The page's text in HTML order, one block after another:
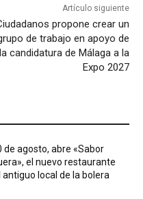
Artículo siguiente
propone crear un
de trabajo en apoyo de
la candidatura de Málaga a la
Expo 2027
de agosto, abre «Sabor
el nuevo restaurante
antiguo local de la bolera